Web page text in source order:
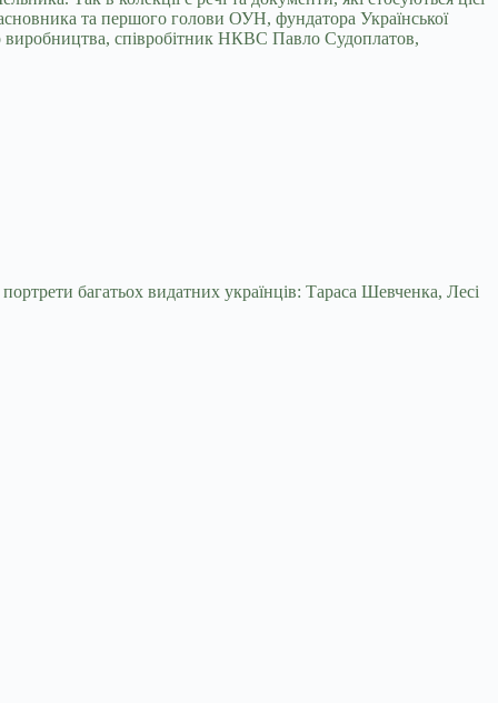
та першого голови ОУН, фундатора Української
виробництва, співробітник НКВС Павло Судоплатов,
багатьох видатних українців: Тараса Шевченка, Лесі